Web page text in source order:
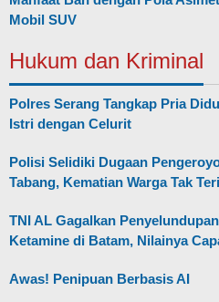
Mobil SUV
Hukum dan Kriminal
Polres Serang Tangkap Pria
Istri dengan Celurit
Polisi Selidiki Dugaan
Tabang, Kematian Warga Tak
TNI AL Gagalkan
Ketamine di Batam, Nilainya
Awas! Penipuan Berbasis AI